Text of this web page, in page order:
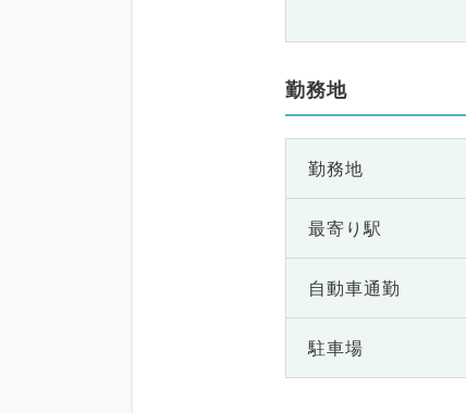
勤務地
勤務地
最寄り駅
自動車通勤
駐車場